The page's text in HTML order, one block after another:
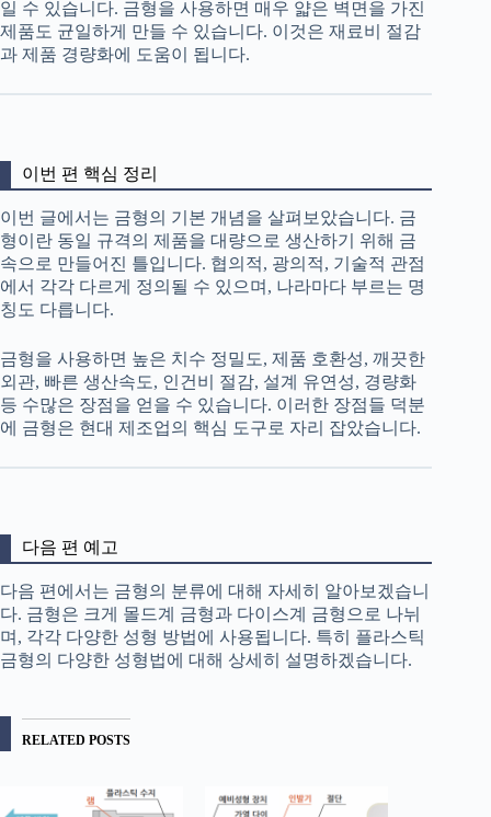
일 수 있습니다. 금형을 사용하면 매우 얇은 벽면을 가진
제품도 균일하게 만들 수 있습니다. 이것은 재료비 절감
과 제품 경량화에 도움이 됩니다.
이번 편 핵심 정리
이번 글에서는 금형의 기본 개념을 살펴보았습니다. 금
형이란 동일 규격의 제품을 대량으로 생산하기 위해 금
속으로 만들어진 틀입니다. 협의적, 광의적, 기술적 관점
에서 각각 다르게 정의될 수 있으며, 나라마다 부르는 명
칭도 다릅니다.
금형을 사용하면 높은 치수 정밀도, 제품 호환성, 깨끗한
외관, 빠른 생산속도, 인건비 절감, 설계 유연성, 경량화
등 수많은 장점을 얻을 수 있습니다. 이러한 장점들 덕분
에 금형은 현대 제조업의 핵심 도구로 자리 잡았습니다.
다음 편 예고
다음 편에서는 금형의 분류에 대해 자세히 알아보겠습니
다. 금형은 크게 몰드계 금형과 다이스계 금형으로 나뉘
며, 각각 다양한 성형 방법에 사용됩니다. 특히 플라스틱
금형의 다양한 성형법에 대해 상세히 설명하겠습니다.
RELATED POSTS